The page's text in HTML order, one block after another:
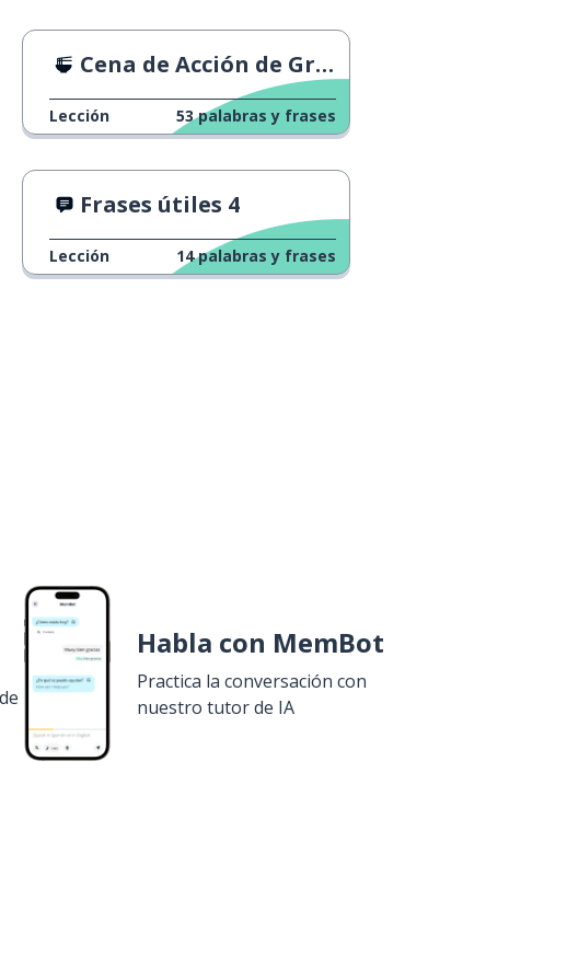
Cena de Acción de Gracias 1
Lección 53 palabras y frases
Frases útiles 4
Lección 14 palabras y frases
Habla con MemBot
Practica la conversación con
nuestro tutor de IA